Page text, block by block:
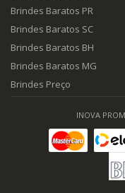
Brindes Baratos PR
Brindes Baratos SC
Brindes Baratos BH
Brindes Baratos MG
Brindes Preço
INOVA